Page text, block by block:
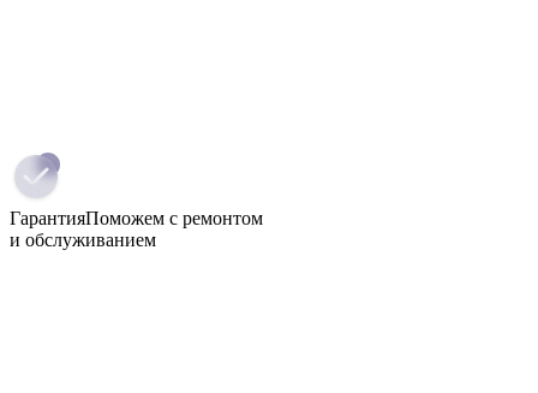
ГарантияПоможем с ремонтом
и обслуживанием